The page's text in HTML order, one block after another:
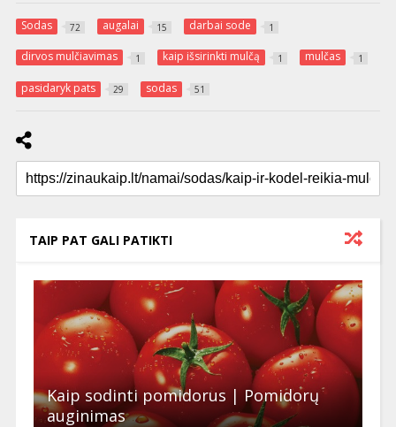
Sodas 72 augalai 15 darbai sode 1
dirvos mulčiavimas 1 kaip išsirinkti mulčą 1 mulčas 1
pasidaryk pats 29 sodas 51
TAIP PAT GALI PATIKTI
Kaip sodinti pomidorus | Pomidorų
auginimas